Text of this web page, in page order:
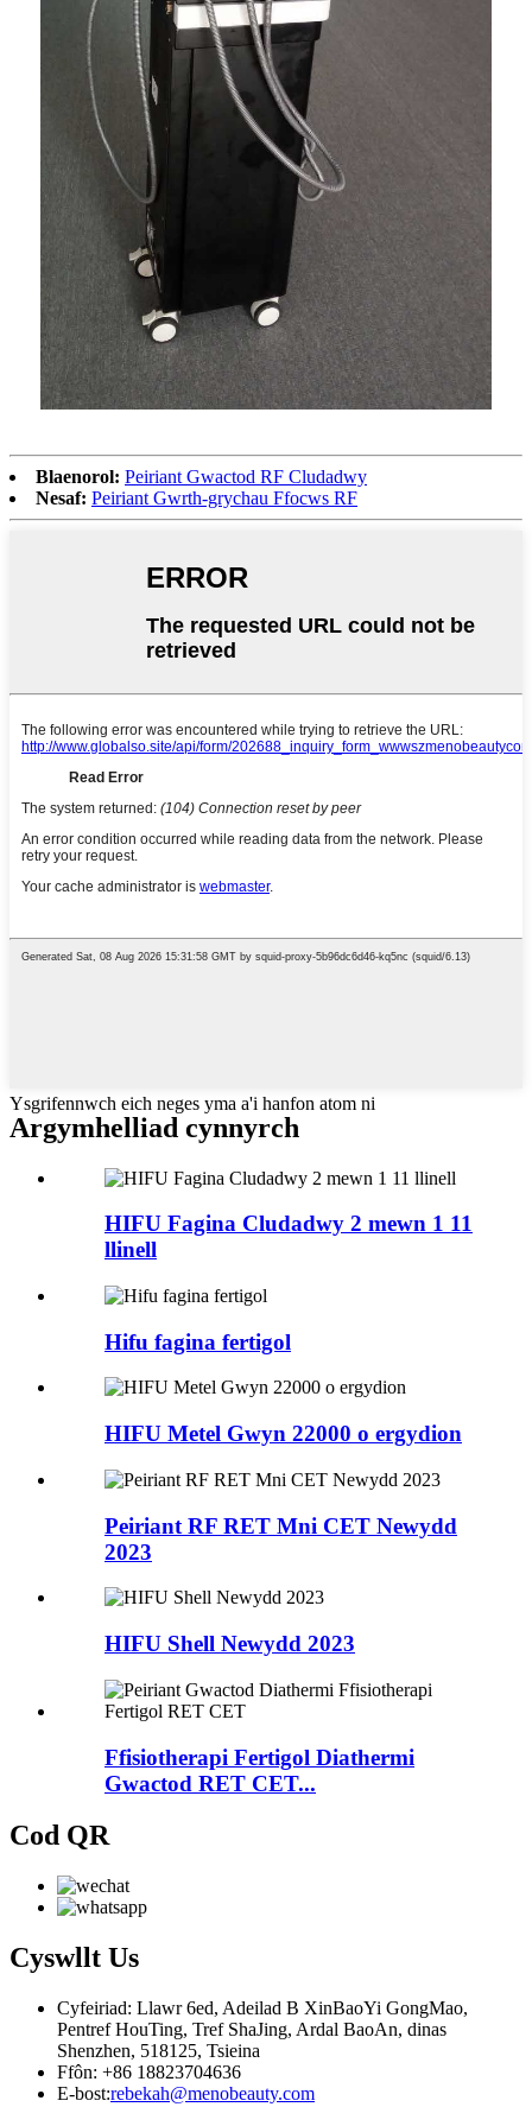
Blaenorol: Peiriant Gwactod RF Cludadwy
Nesaf: Peiriant Gwrth-grychau Ffocws RF
Ysgrifennwch eich neges yma a'i hanfon atom ni
Argymhelliad cynnyrch
HIFU Fagina Cludadwy 2 mewn 1 11
llinell
Hifu fagina fertigol
HIFU Metel Gwyn 22000 o ergydion
Peiriant RF RET Mni CET Newydd
2023
HIFU Shell Newydd 2023
Ffisiotherapi Fertigol Diathermi
Gwactod RET CET...
Cod QR
Cyswllt Us
Cyfeiriad: Llawr 6ed, Adeilad B XinBaoYi GongMao,
Pentref HouTing, Tref ShaJing, Ardal BaoAn, dinas
Shenzhen, 518125, Tsieina
Ffôn: +86 18823704636
E-bost:rebekah@menobeauty.com